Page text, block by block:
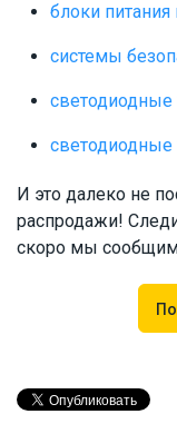
блоки
системы
светодиодные
светодиодные
И это далеко не
распродажи!
скоро мы